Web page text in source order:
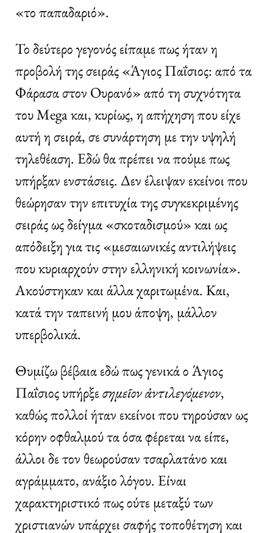
«το παπαδαριό».
Το δεύτερο γεγονός είπαμε πως ήταν η
προβολή της σειράς «Άγιος Παΐσιος: από τα
Φάρασα στον Ουρανό» από τη συχνότητα
του Mega και, κυρίως, η απήχηση που είχε
αυτή η σειρά, σε συνάρτηση με την υψηλή
τηλεθέαση. Εδώ θα πρέπει να πούμε πως
υπήρξαν ενστάσεις. Δεν έλειψαν εκείνοι που
θεώρησαν την επιτυχία της συγκεκριμένης
σειράς ως δείγμα «σκοταδισμού» και ως
απόδειξη για τις «μεσαιωνικές αντιλήψεις
που κυριαρχούν στην ελληνική κοινωνία».
Ακούστηκαν και άλλα χαριτωμένα. Και,
κατά την ταπεινή μου άποψη, μάλλον
υπερβολικά.
Θυμίζω βέβαια εδώ πως γενικά ο Άγιος
Παΐσιος υπήρξεσημεῖον ἀντιλεγόμενον,
καθώς πολλοί ήταν εκείνοι που τηρούσαν ως
κόρην οφθαλμού τα όσα φέρεται να είπε,
άλλοι δε τον θεωρούσαν τσαρλατάνο και
αγράμματο, ανάξιο λόγου. Είναι
χαρακτηριστικό πως ούτε μεταξύ των
χριστιανών υπάρχει σαφής τοποθέτηση και